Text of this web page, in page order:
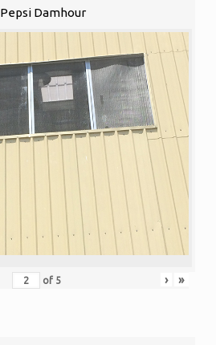
Pepsi Damhour
of 5 › »